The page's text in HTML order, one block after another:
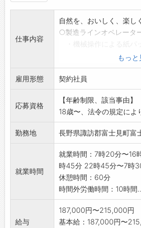
仕事内容
自然を、おいしく、楽し
○製造ラインオペレータ
・製造工程での各機器
コンピューター管理され
業務遂行上、機械に興味
※応募前に事前職場見学
ご希望の方はご連絡下さ
★正社員登用あります。
い。)
もっと
雇用形態 契約社員
応募資格
【年齢制限、該当事由】
18歳〜、法令の規定によ
勤務地 長野県諏訪郡富士見町富
就業時間
就業時間：7時20分〜16
時45分 22時45分〜7時
休憩時間：60分
時間外労働時間：10時間
給与
187,000円〜215,000円
基本給：187,000円〜